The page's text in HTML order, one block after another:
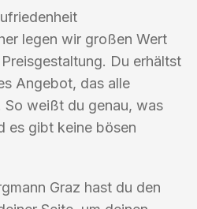
legen wir großen Wert
Du erhältst
Angebot, das alle
So weißt du genau, was
es gibt keine bösen
Graz hast du den